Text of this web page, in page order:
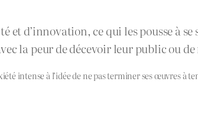
d’innovation, ce qui les pousse à
la peur de décevoir leur public ou
intense à l’idée de ne pas terminer ses œuvres à